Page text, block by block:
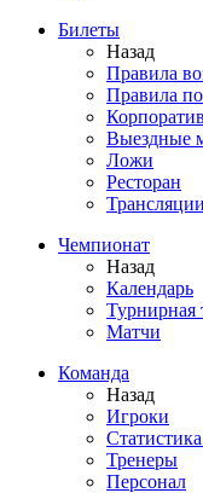
Билеты
Назад
Правила
Правила
Выездные
Ложи
Ресторан
Чемпионат
Назад
Календарь
Турнирная
Матчи
Команда
Назад
Игроки
Тренеры
Персонал